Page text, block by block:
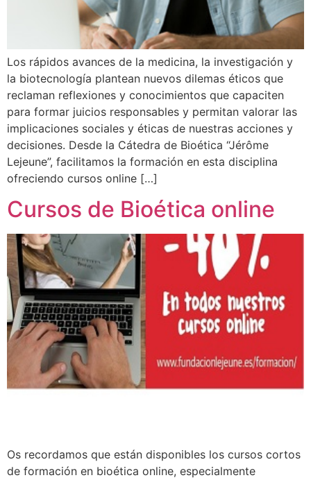
Los rápidos avances de la medicina, la investigación y
la biotecnología plantean nuevos dilemas éticos que
reclaman reflexiones y conocimientos que capaciten
para formar juicios responsables y permitan valorar las
implicaciones sociales y éticas de nuestras acciones y
decisiones. Desde la Cátedra de Bioética “Jérôme
Lejeune”, facilitamos la formación en esta disciplina
ofreciendo cursos online […]
Cursos de Bioética online
Os recordamos que están disponibles los cursos cortos
de formación en bioética online, especialmente